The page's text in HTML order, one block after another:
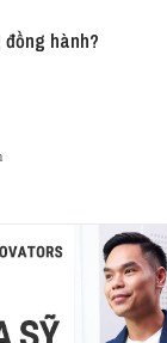
hành?